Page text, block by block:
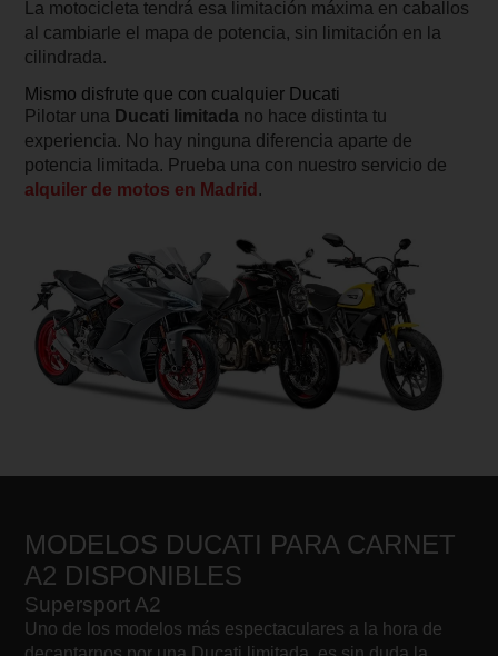
La motocicleta tendrá esa limitación máxima en caballos
al cambiarle el mapa de potencia, sin limitación en la
cilindrada.
Mismo disfrute que con cualquier Ducati
Pilotar una Ducati limitada no hace distinta tu
experiencia. No hay ninguna diferencia aparte de
potencia limitada. Prueba una con nuestro servicio de
alquiler de motos en Madrid .
MODELOS DUCATI PARA CARNET
A2 DISPONIBLES
Supersport A2
Uno de los modelos más espectaculares a la hora de